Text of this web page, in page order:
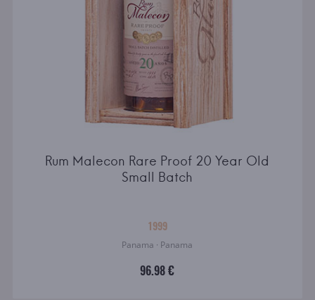
Rum Malecon Rare Proof 20 Year Old
Small Batch
1999
Panama · Panama
96.98 €